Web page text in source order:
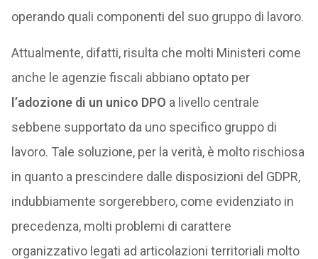
operando quali componenti del suo gruppo di lavoro.
Attualmente, difatti, risulta che molti Ministeri come
anche le agenzie fiscali abbiano optato per
l’adozione di un unico DPO a livello centrale
sebbene supportato da uno specifico gruppo di
lavoro. Tale soluzione, per la verità, è molto rischiosa
in quanto a prescindere dalle disposizioni del GDPR,
indubbiamente sorgerebbero, come evidenziato in
precedenza, molti problemi di carattere
organizzativo legati ad articolazioni territoriali molto